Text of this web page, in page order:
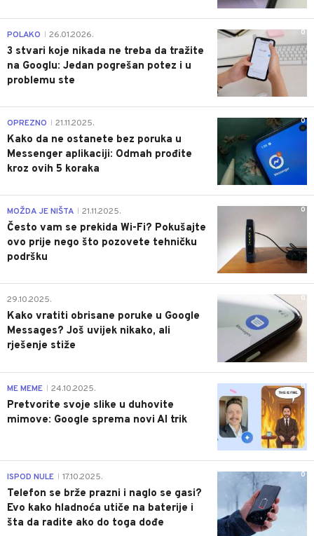
0
POLAKO 26.01.2026.
3 stvari koje nikada ne treba da tražite
na Googlu: Jedan pogrešan potez i u
problemu ste
0
OPREZNO 21.11.2025.
Kako da ne ostanete bez poruka u
Messenger aplikaciji: Odmah prođite
kroz ovih 5 koraka
0
MOŽDA JE NIŠTA 21.11.2025.
Često vam se prekida Wi-Fi? Pokušajte
ovo prije nego što pozovete tehničku
podršku
0
29.10.2025.
Kako vratiti obrisane poruke u Google
Messages? Još uvijek nikako, ali
rješenje stiže
0
ME MEME 24.10.2025.
Pretvorite svoje slike u duhovite
mimove: Google sprema novi AI trik
0
ISPOD NULE 17.10.2025.
Telefon se brže prazni i naglo se gasi?
Evo kako hladnoća utiče na baterije i
šta da radite ako do toga dođe